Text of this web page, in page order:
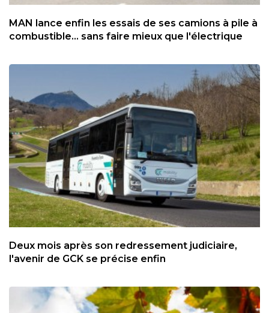
MAN lance enfin les essais de ses camions à pile à
combustible... sans faire mieux que l'électrique
Deux mois après son redressement judiciaire,
l'avenir de GCK se précise enfin